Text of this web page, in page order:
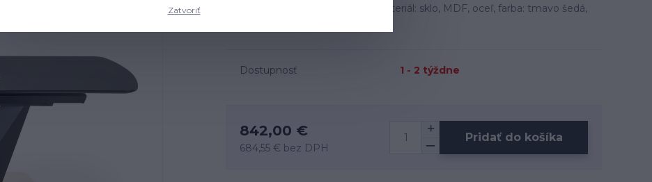
Rozmery: 160-200x90x77 cm, materiál: sklo, MDF, oceľ, farba: tmavo šedá,
Dostupnosť 1 - 2 týždne
842,00 €
684,55 € bez DPH
Pridať do košíka
Zatvoriť